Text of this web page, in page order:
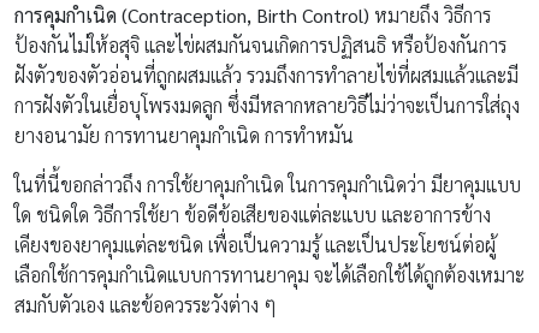
การคุมกำเนิด (Contraception, Birth Control) หมายถึง วิธีการ
ป้องกันไม่ให้อสุจิ และไข่ผสมกันจนเกิดการปฏิสนธิ หรือป้องกันการ
ฝังตัวของตัวอ่อนที่ถูกผสมแล้ว รวมถึงการทำลายไข่ที่ผสมแล้วและมี
การฝังตัวในเยื่อบุโพรงมดลูก ซึ่งมีหลากหลายวิธีไม่ว่าจะเป็นการใส่ถุง
ยางอนามัย การทานยาคุมกำเนิด การทำหมัน
ในที่นี้ขอกล่าวถึง การใช้ยาคุมกำเนิด ในการคุมกำเนิดว่า มียาคุมแบบ
ใด ชนิดใด วิธีการใช้ยา ข้อดีข้อเสียของแต่ละแบบ และอาการข้าง
เคียงของยาคุมแต่ละชนิด เพื่อเป็นความรู้ และเป็นประโยชน์ต่อผู้
เลือกใช้การคุมกำเนิดแบบการทานยาคุม จะได้เลือกใช้ได้ถูกต้องเหมาะ
สมกับตัวเอง และข้อควรระวังต่าง ๆ